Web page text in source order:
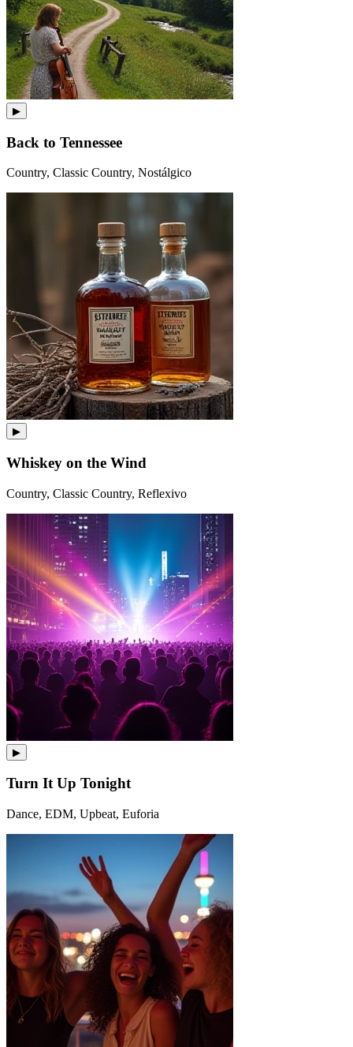
▶
Back to Tennessee
Country, Classic Country, Nostálgico
▶
Whiskey on the Wind
Country, Classic Country, Reflexivo
▶
Turn It Up Tonight
Dance, EDM, Upbeat, Euforia